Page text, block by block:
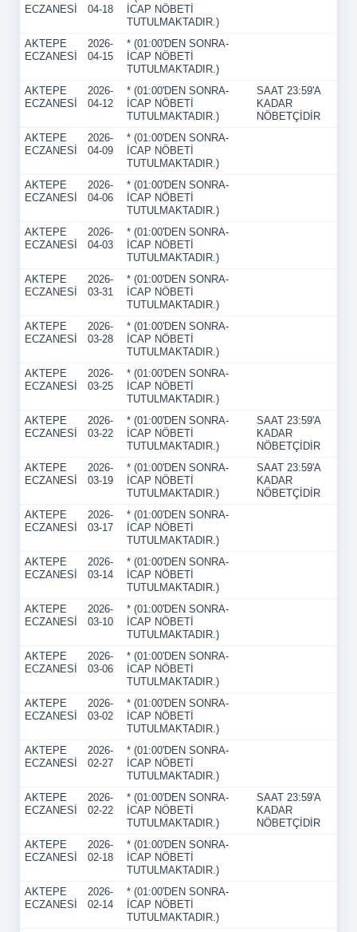
ECZANESİ
04-18
İCAP NÖBETİ
TUTULMAKTADIR.)
AKTEPE
ECZANESİ
2026-
04-15
* (01:00'DEN SONRA-
İCAP NÖBETİ
TUTULMAKTADIR.)
AKTEPE
ECZANESİ
2026-
04-12
* (01:00'DEN SONRA-
İCAP NÖBETİ
TUTULMAKTADIR.)
SAAT 23:59'A
KADAR
NÖBETÇİDİR
AKTEPE
ECZANESİ
2026-
04-09
* (01:00'DEN SONRA-
İCAP NÖBETİ
TUTULMAKTADIR.)
AKTEPE
ECZANESİ
2026-
04-06
* (01:00'DEN SONRA-
İCAP NÖBETİ
TUTULMAKTADIR.)
AKTEPE
ECZANESİ
2026-
04-03
* (01:00'DEN SONRA-
İCAP NÖBETİ
TUTULMAKTADIR.)
AKTEPE
ECZANESİ
2026-
03-31
* (01:00'DEN SONRA-
İCAP NÖBETİ
TUTULMAKTADIR.)
AKTEPE
ECZANESİ
2026-
03-28
* (01:00'DEN SONRA-
İCAP NÖBETİ
TUTULMAKTADIR.)
AKTEPE
ECZANESİ
2026-
03-25
* (01:00'DEN SONRA-
İCAP NÖBETİ
TUTULMAKTADIR.)
AKTEPE
ECZANESİ
2026-
03-22
* (01:00'DEN SONRA-
İCAP NÖBETİ
TUTULMAKTADIR.)
SAAT 23:59'A
KADAR
NÖBETÇİDİR
AKTEPE
ECZANESİ
2026-
03-19
* (01:00'DEN SONRA-
İCAP NÖBETİ
TUTULMAKTADIR.)
SAAT 23:59'A
KADAR
NÖBETÇİDİR
AKTEPE
ECZANESİ
2026-
03-17
* (01:00'DEN SONRA-
İCAP NÖBETİ
TUTULMAKTADIR.)
AKTEPE
ECZANESİ
2026-
03-14
* (01:00'DEN SONRA-
İCAP NÖBETİ
TUTULMAKTADIR.)
AKTEPE
ECZANESİ
2026-
03-10
* (01:00'DEN SONRA-
İCAP NÖBETİ
TUTULMAKTADIR.)
AKTEPE
ECZANESİ
2026-
03-06
* (01:00'DEN SONRA-
İCAP NÖBETİ
TUTULMAKTADIR.)
AKTEPE
ECZANESİ
2026-
03-02
* (01:00'DEN SONRA-
İCAP NÖBETİ
TUTULMAKTADIR.)
AKTEPE
ECZANESİ
2026-
02-27
* (01:00'DEN SONRA-
İCAP NÖBETİ
TUTULMAKTADIR.)
AKTEPE
ECZANESİ
2026-
02-22
* (01:00'DEN SONRA-
İCAP NÖBETİ
TUTULMAKTADIR.)
SAAT 23:59'A
KADAR
NÖBETÇİDİR
AKTEPE
ECZANESİ
2026-
02-18
* (01:00'DEN SONRA-
İCAP NÖBETİ
TUTULMAKTADIR.)
AKTEPE
ECZANESİ
2026-
02-14
* (01:00'DEN SONRA-
İCAP NÖBETİ
TUTULMAKTADIR.)